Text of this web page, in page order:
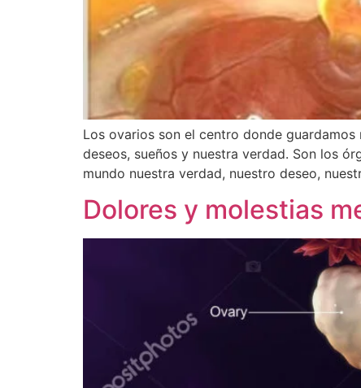
Los ovarios son el centro donde
deseos, sueños y nuestra verdad. Son los
mundo nuestra verdad, nuestro deseo,
Dolores y molestias